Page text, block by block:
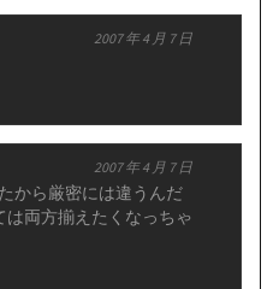
2007 年 4 月 7 日
2007 年 4 月 7 日
から厳密には違うんだ
は両方揃えたくなっちゃ